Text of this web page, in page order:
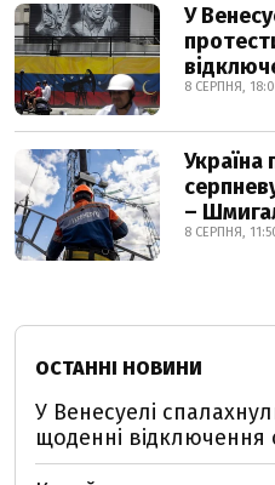
У
8 СЕРПНЯ,
–
8 СЕРПНЯ,
ОСТАННІ НОВИНИ
У Венесуелі
щоденні відключення